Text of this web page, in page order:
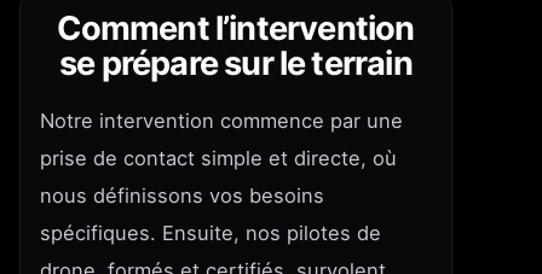
Comment l’intervention
se prépare sur le terrain
Notre intervention commence par une
prise de contact simple et directe, où
nous définissons vos besoins
spécifiques. Ensuite, nos pilotes de